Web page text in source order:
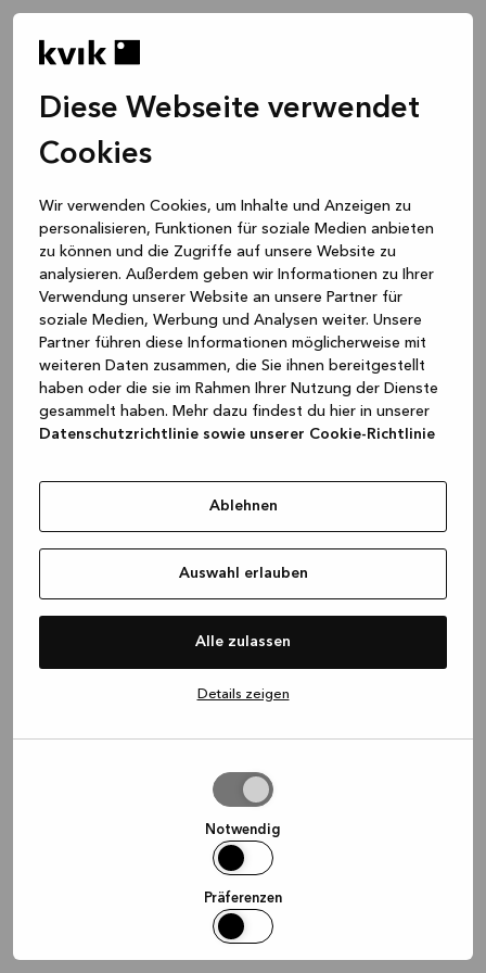
Diese Webseite verwendet
Cookies
Wir verwenden Cookies, um Inhalte und Anzeigen zu
personalisieren, Funktionen für soziale Medien anbieten
zu können und die Zugriffe auf unsere Website zu
analysieren. Außerdem geben wir Informationen zu Ihrer
Verwendung unserer Website an unsere Partner für
soziale Medien, Werbung und Analysen weiter. Unsere
Partner führen diese Informationen möglicherweise mit
weiteren Daten zusammen, die Sie ihnen bereitgestellt
haben oder die sie im Rahmen Ihrer Nutzung der Dienste
gesammelt haben. Mehr dazu findest du hier in unserer
Datenschutzrichtlinie sowie unserer Cookie-Richtlinie
Ablehnen
Auswahl erlauben
Alle zulassen
Details zeigen
Notwendig
Präferenzen
loadingwww.kvik.de (see the browser console for more
information)